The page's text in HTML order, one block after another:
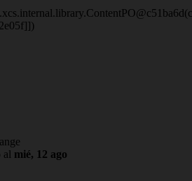
al mié, 12 ago